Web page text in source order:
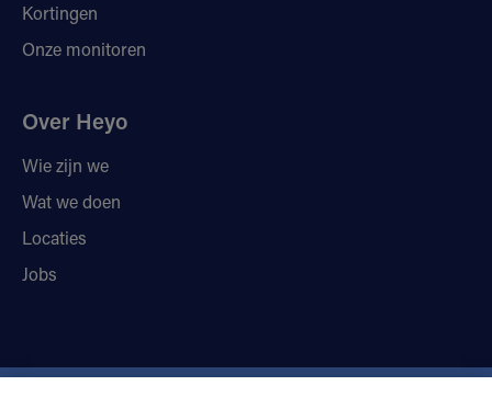
Kortingen
Onze monitoren
Over Heyo
Wie zijn we
Wat we doen
Locaties
Jobs